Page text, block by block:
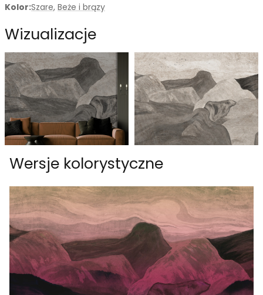
Kolor:Szare, Beże i brązy
Wizualizacje
Wersje kolorystyczne